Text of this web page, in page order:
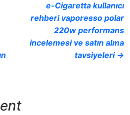
e-Cigaretta kullanıcı
rehberi vaporesso polar
220w performans
incelemesi ve satın alma
tavsiyeleri →